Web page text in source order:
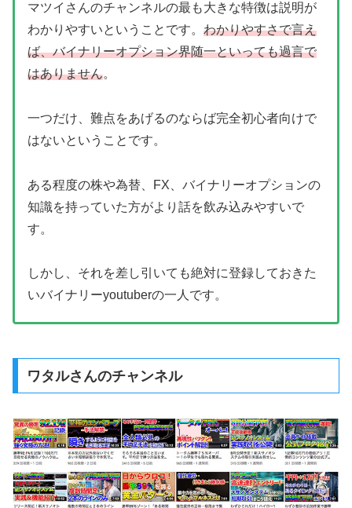
マツイさんのチャンネルの最も大きな特徴は説明が
わかりやすいということです。 わかりやすさで言え
ば、バイナリーオプション界随一といっても過言で
はありません。
一つだけ、難点をあげるのならば完全初心者向けで
はないということです。
ある程度の株や為替、FX、バイナリーオプションの
知識を持っていた方がより話を飲み込みやすいで
す。
しかし、それを差し引いても絶対に登録しておきた
いバイナリーyoutuberの一人です。
ワタルさんのチャンネル